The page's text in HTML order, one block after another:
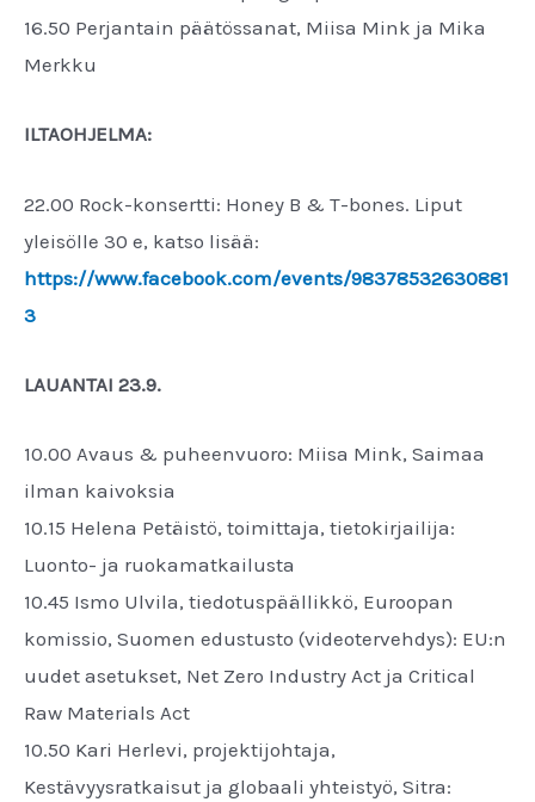
16.50 Perjantain päätössanat, Miisa Mink ja Mika
Merkku
ILTAOHJELMA:
22.00 Rock-konsertti: Honey B & T-bones. Liput
yleisölle 30 e, katso lisää:
https://www.facebook.com/events/98378532630881
3
LAUANTAI 23.9.
10.00 Avaus & puheenvuoro: Miisa Mink, Saimaa
ilman kaivoksia
10.15 Helena Petäistö, toimittaja, tietokirjailija:
Luonto- ja ruokamatkailusta
10.45 Ismo Ulvila, tiedotuspäällikkö, Euroopan
komissio, Suomen edustusto (videotervehdys): EU:n
uudet asetukset, Net Zero Industry Act ja Critical
Raw Materials Act
10.50 Kari Herlevi, projektijohtaja,
Kestävyysratkaisut ja globaali yhteistyö, Sitra: